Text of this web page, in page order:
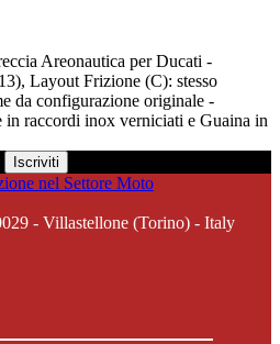
Areonautica per Ducati -
Layout Frizione (C): stesso
da configurazione originale -
raccordi inox verniciati e Guaina in
Iscriviti
- Villastellone (Torino) - Italy